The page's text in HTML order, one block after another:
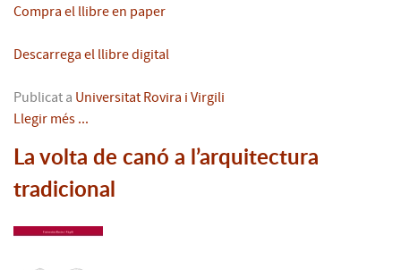
Compra el llibre en paper
Descarrega el llibre digital
Publicat a Universitat Rovira i Virgili
Llegir més ...
La volta de canó a l’arquitectura
tradicional